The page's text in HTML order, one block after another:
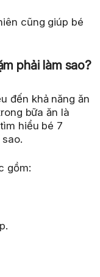
cũng giúp bé
phải làm sao?
đến khả năng ăn
bữa ăn là
hiểu bé 7
gồm: